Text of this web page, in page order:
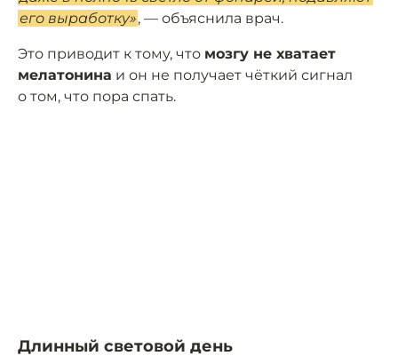
его выработку», — объяснила врач.
Это приводит к тому, что мозгу не хватает
мелатонина и он не получает чёткий сигнал
о том, что пора спать.
Длинный световой день